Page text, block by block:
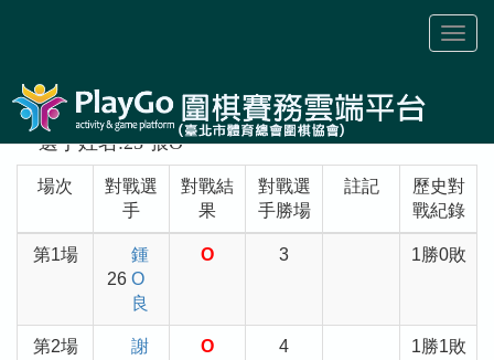
Toggle
選手姓名:25 張O
場次
對戰選
手
對戰結
果
對戰選
手勝場
註記
歷史對
戰紀錄
第1場
26
鍾
O
良
O 3 1勝0敗
第2場
謝
O 4 1勝1敗